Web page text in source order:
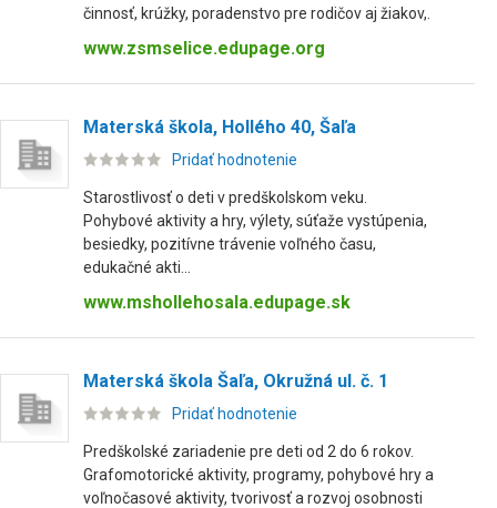
činnosť, krúžky, poradenstvo pre rodičov aj žiakov,.
www.zsmselice.edupage.org
Materská škola, Hollého 40, Šaľa
Pridať hodnotenie
Starostlivosť o deti v predškolskom veku.
Pohybové aktivity a hry, výlety, súťaže vystúpenia,
besiedky, pozitívne trávenie voľného času,
edukačné akti...
www.mshollehosala.edupage.sk
Materská škola Šaľa, Okružná ul. č. 1
Pridať hodnotenie
Predškolské zariadenie pre deti od 2 do 6 rokov.
Grafomotorické aktivity, programy, pohybové hry a
voľnočasové aktivity, tvorivosť a rozvoj osobnosti